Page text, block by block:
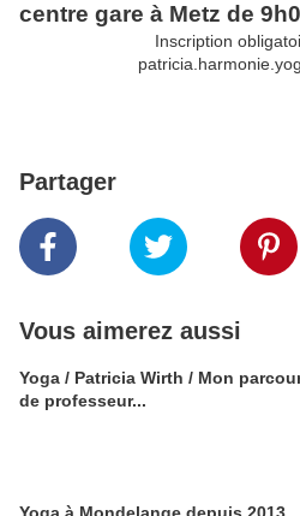
centre gare à Metz de
Inscription
Partager
Vous aimerez aussi
Yoga / Patricia Wirth / Mon
de professeur...